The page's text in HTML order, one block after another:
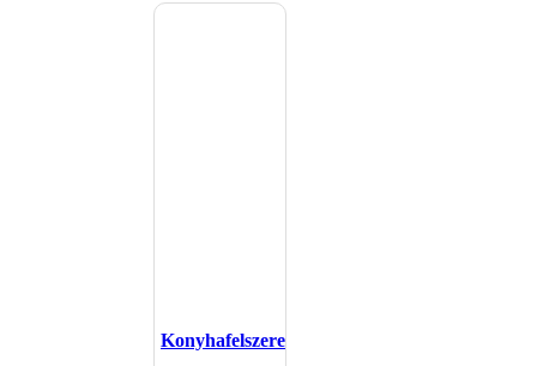
Konyhafelszerelés